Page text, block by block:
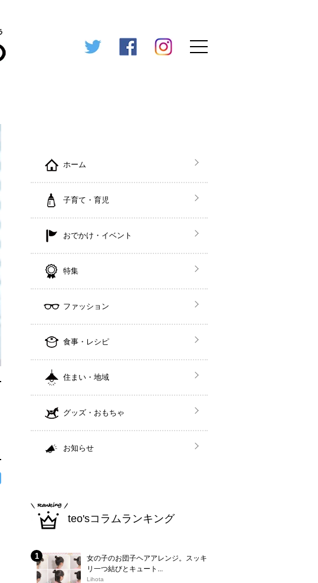
ホーム
子育て・育児
おでかけ・イベント
特集
ファッション
食事・レシピ
住まい・地域
グッズ・おもちゃ
お知らせ
teo'sコラムランキング
女の子のお団子ヘアアレンジ。スッキ
リ一つ結びとキュート...
Lihota